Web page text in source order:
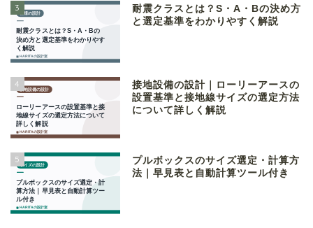
3
耐震クラスとは？S・A・Bの決め方
と選定基準をわかりやすく解説
4
接地設備の設計｜ローリーアースの
設置基準と接地線サイズの選定方法
について詳しく解説
5
プルボックスのサイズ選定・計算方
法｜早見表と自動計算ツール付き